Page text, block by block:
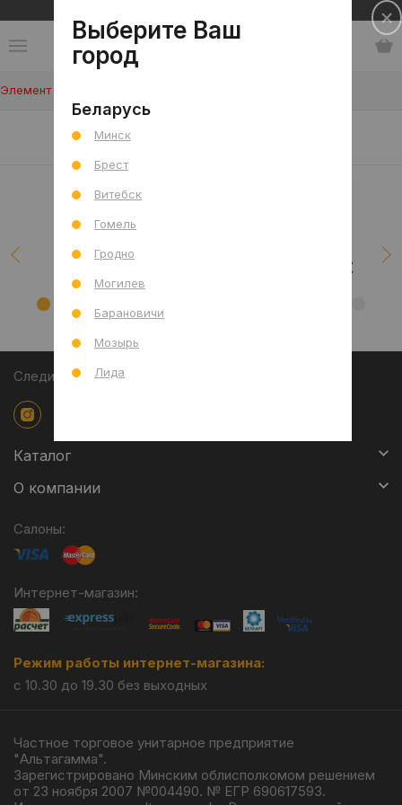
Элемент не найден!
Наши клиенты/проекты
Следите за акциями
Каталог
О компании
Салоны:
Интернет-магазин:
Режим работы интернет-магазина:
с 10.30 до 19.30 без выходных
Частное торговое унитарное предприятие
"Альтагамма".
Зарегистрировано Минским облисполкомом решением
от 23 ноября 2007 №004490. № ЕГР 690617593.
Выберите Ваш
город
Беларусь
Минск
Брест
Витебск
Гомель
Гродно
Могилев
Барановичи
Мозырь
Лида